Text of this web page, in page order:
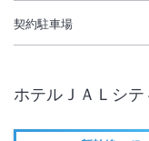
契約駐車場
ホテルＪＡＬシテ